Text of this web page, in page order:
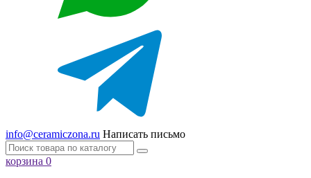
info@ceramiczona.ru Написать письмо
корзина 0